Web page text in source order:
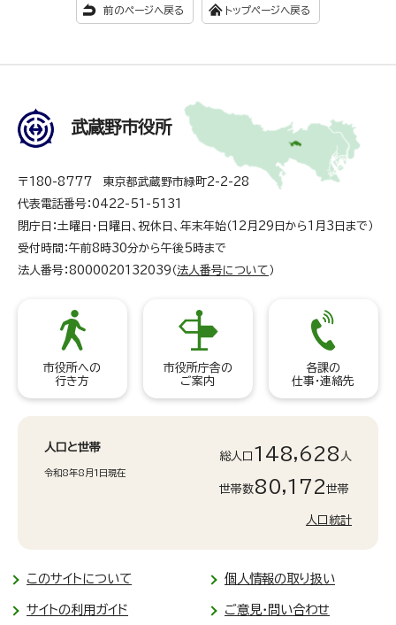
前のページへ戻る トップページへ戻る
武蔵野市役所
〒180-8777 東京都武蔵野市緑町2-2-28
代表電話番号：0422-51-5131
閉庁日：土曜日・日曜日、祝休日、年末年始（12月29日から1月3日まで）
受付時間：午前8時30分から午後5時まで
法人番号：8000020132039（ 法人番号について ）
市役所への
行き方
市役所庁舎の
ご案内
各課の
仕事・連絡先
人口と世帯
令和8年8月1日現在
総人口 148,628 人
世帯数80,172世帯
人口統計
このサイトについて 個人情報の取り扱い
サイトの利用ガイド ご意見・問い合わせ